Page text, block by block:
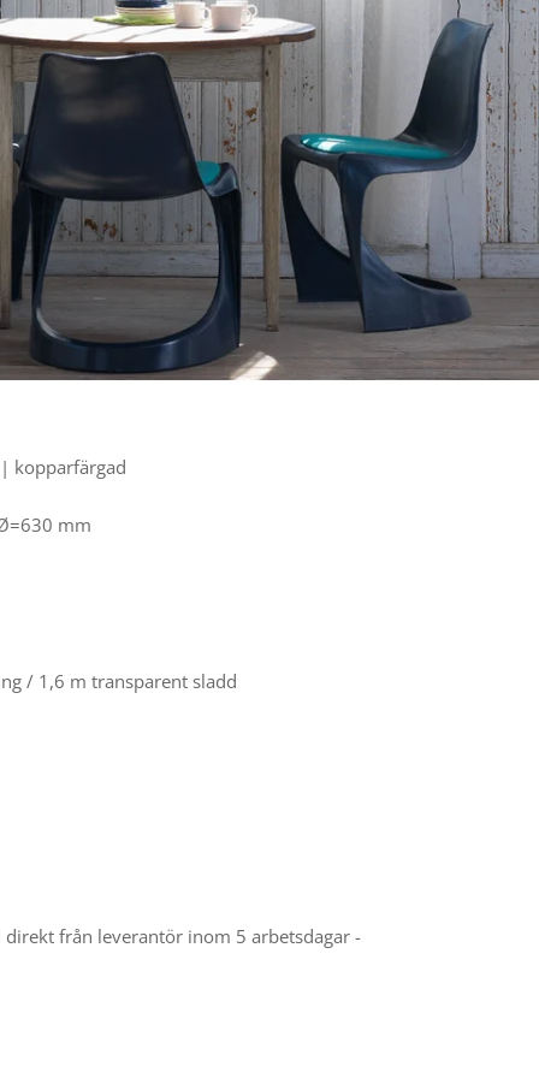
kopparfärgad
=630 mm
/ 1,6 m transparent sladd
direkt från leverantör inom 5 arbetsdagar -